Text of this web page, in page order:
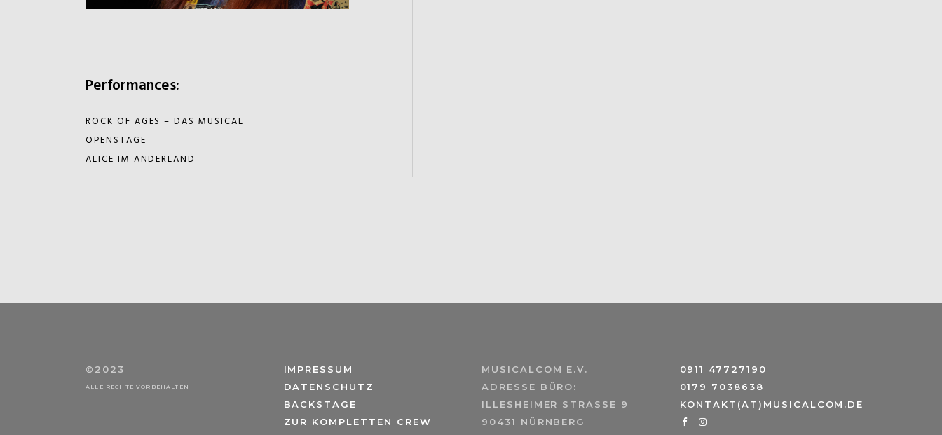
Performances:
ROCK OF AGES – DAS MUSICAL
OPENSTAGE
ALICE IM ANDERLAND
©2023
ALLE RECHTE VORBEHALTEN
IMPRESSUM
DATENSCHUTZ
BACKSTAGE
ZUR KOMPLETTEN CREW
MUSICALCOM E.V.
ADRESSE BÜRO:
ILLESHEIMER STRASSE 9
90431 NÜRNBERG
0911 47727190
0179 7038638
KONTAKT(AT)MUSICALCOM.DE